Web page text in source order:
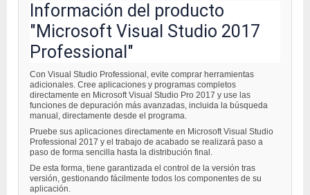
Información del producto
"Microsoft Visual Studio 2017
Professional"
Con Visual Studio Professional, evite comprar herramientas
adicionales. Cree aplicaciones y programas completos
directamente en Microsoft Visual Studio Pro 2017 y use las
funciones de depuración más avanzadas, incluida la búsqueda
manual, directamente desde el programa.
Pruebe sus aplicaciones directamente en Microsoft Visual Studio
Professional 2017 y el trabajo de acabado se realizará paso a
paso de forma sencilla hasta la distribución final.
De esta forma, tiene garantizada el control de la versión tras
versión, gestionando fácilmente todos los componentes de su
aplicación.